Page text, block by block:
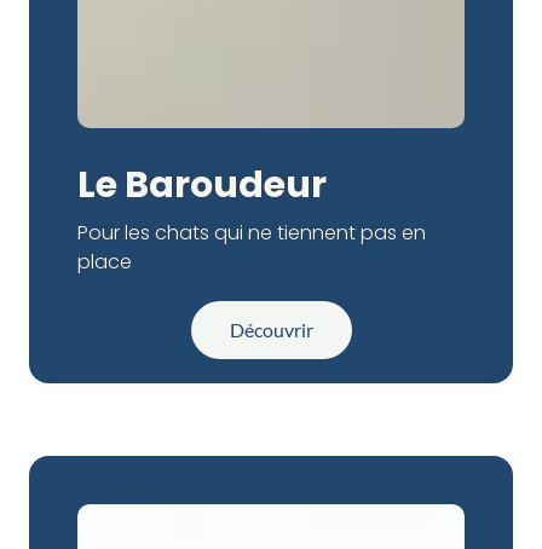
Le Baroudeur
Pour les chats qui ne tiennent pas en
place
Découvrir